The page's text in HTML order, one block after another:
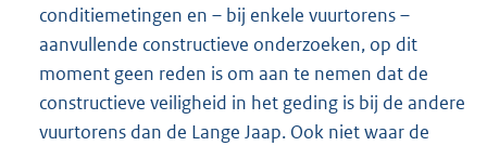
conditiemetingen en – bij enkele vuurtorens –
aanvullende constructieve onderzoeken, op dit
moment geen reden is om aan te nemen dat de
constructieve veiligheid in het geding is bij de andere
vuurtorens dan de Lange Jaap. Ook niet waar de